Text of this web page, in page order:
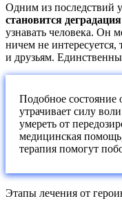
Одним из последствий
становится деградация
узнавать человека. Он
ничем не интересуется,
и друзьям.
Подобное состояние
утрачивает силу
умереть от
медицинская
терапия помогут
Этапы лечения от